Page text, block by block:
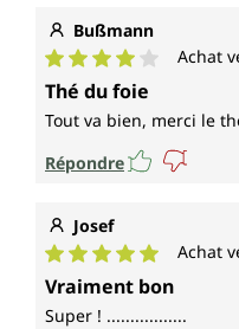
Bußmann
Note moyenne de 4
Achat
Thé du foie
Tout va bien, merci le
Répondre
Josef
Note moyenne de 5
Achat
Vraiment bon
Super ! .................